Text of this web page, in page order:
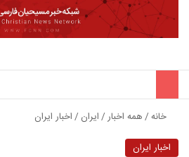
خانه/همه اخبار/ایران /اخبار ایران
اخبار ایران